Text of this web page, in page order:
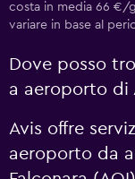
costa in media 66 €/
variare in base al
Dove posso
a aeroporto di
Avis offre
aeroporto da